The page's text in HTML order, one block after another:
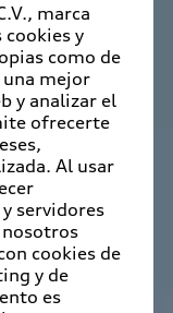
marca
cookies y
como de
mejor
y analizar el
ofrecerte
Al usar
servidores
cookies de
y de
es